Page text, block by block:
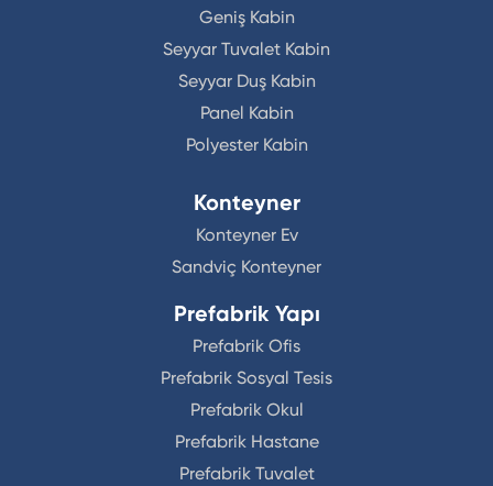
Geniş Kabin
Seyyar Tuvalet Kabin
Seyyar Duş Kabin
Panel Kabin
Polyester Kabin
Konteyner
Konteyner Ev
Sandviç Konteyner
Prefabrik Yapı
Prefabrik Ofis
Prefabrik Sosyal Tesis
Prefabrik Okul
Prefabrik Hastane
Prefabrik Tuvalet